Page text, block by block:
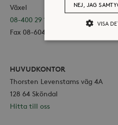
Växel
08-400 29 100
Fax 08-604 11 16
HUVUDKONTOR
Thorsten Levenstams väg 4A
128 64 Sköndal
Hitta till oss
NEJ, JAG
VISA